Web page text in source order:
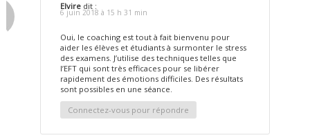
Elvire dit :
6 juin 2018 à 15 h 31 min
Oui, le coaching est tout à fait bienvenu pour
aider les élèves et étudiants à surmonter le stress
des examens. J’utilise des techniques telles que
l’EFT qui sont très efficaces pour se libérer
rapidement des émotions difficiles. Des résultats
sont possibles en une séance.
Connectez-vous pour répondre